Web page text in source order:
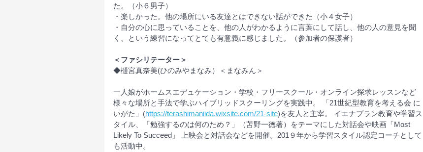
た。（小６男子）
・楽しかった。他の場所にいる友達とはできない話ができた（小４女子）
・自分の心に思っていることを、他の人がわかるように言葉にして話し、他の人の意見を聞
く、という練習になってとても有意義に感じました。（参加者の保護者）
＜ファシリテーター＞
◆樋宮真奈美(ひのみやまなみ）＜まなみん＞
一人娘がホームスエデュケーション・学校・フリースクール・オンライン探求レッスンなど
様々な場所と手法で学ぶハイブリッドスクーリングを実践中。 「21世紀型教育を考える会 に
いがた」(https://terashimaniida.wixsite.com/21-site)を友人と主宰。 イエナプラン教育や学習ス
タイル、「勉強するのは何のため？」（苫野一徳著）をテーマにした対話会や映画「Most
Likely To Succeed」 上映会と対話会などを開催。201９年から学習スタイル認定コーチとして
も活動中。